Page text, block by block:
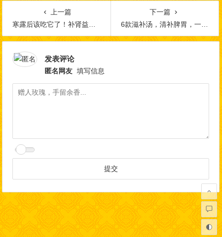
上一篇
寒露后该吃它了！补肾益气强体质，抵抗风寒少生病！
下一篇
6款滋补汤，清补脾胃，一身舒畅，快试试~
发表评论
匿名网友 填写信息